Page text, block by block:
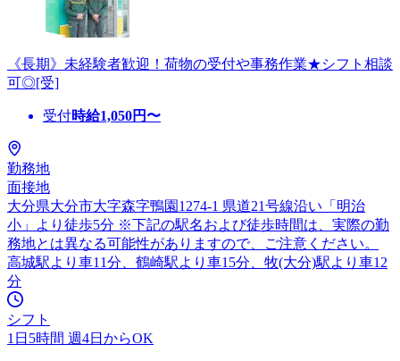
《長期》未経験者歓迎！荷物の受付や事務作業★シフト相談
可◎[受]
受付時給1,050円〜
勤務地
面接地
大分県大分市大字森字鴨園1274-1 県道21号線沿い「明治
小」より徒歩5分 ※下記の駅名および徒歩時間は、実際の勤
務地とは異なる可能性がありますので、ご注意ください。
高城駅より車11分、鶴崎駅より車15分、牧(大分)駅より車12
分
シフト
1日5時間 週4日からOK